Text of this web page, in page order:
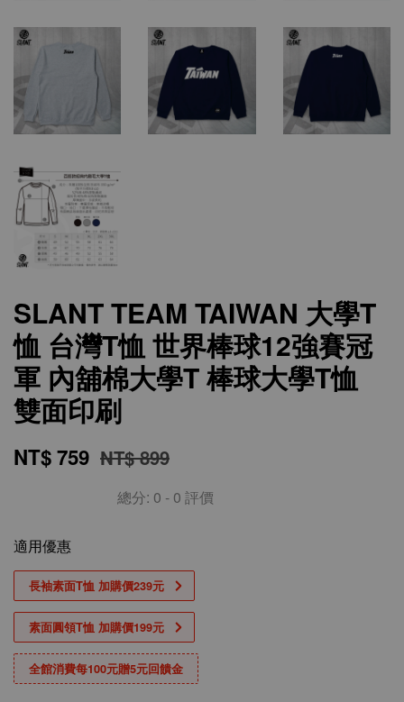
SLANT TEAM TAIWAN 大學T
恤 台灣T恤 世界棒球12強賽冠
軍 內舖棉大學T 棒球大學T恤
雙面印刷
NT$ 759 NT$ 899
總分: 0 - 0 評價
適用優惠
長袖素面T恤 加購價239元
素面圓領T恤 加購價199元
全館消費每100元贈5元回饋金